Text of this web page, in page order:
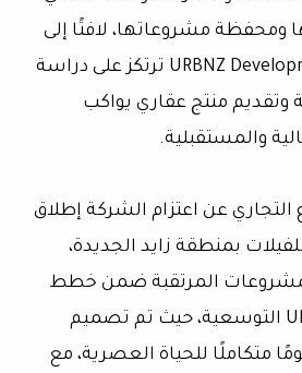
ومحفظة مشروعاتها، لافتًا إلى
أن استراتيجية URBNZ Developments ترتكز على دراسة
وتقديم منتج عقاري يواكب
والمستقبلية.
عن اعتزام الشركة إطلاق
بمنطقة زايد الجديدة،
المرتقبة ضمن خطط
URBNZ Developments التوسعية، حيث تم تصميم
متكاملًا للحياة العصرية، مع